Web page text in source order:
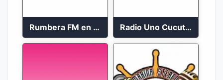
Rumbera FM en vivo 24/7 Radio Uno Cucuta 91.7 FM